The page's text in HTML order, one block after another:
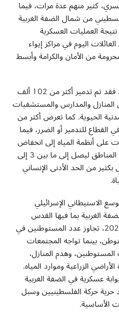
كثير منهم عدة مرات، فيما
من 40 ألف فلسطيني من شمال الضفة الغربية
العمليات العسكرية
اليوم في مراكز إيواء
من الأمان والكرامة وأبسط
إن حجم الدمار في غزة كارثي. فقد تم تدمير أكثر من 102 ألف
والمدارس والمستشفيات
الحيوية. كما تعرض أكثر من
القطاع للتدمير أو الضرر، فيما
على أنظمة المياه إلى انخفاض
حاد في توفر المياه في بعض المناطق ليصل إلى ما بين 3 إلى
بكثير من الحد الأدنى الإنساني
.
الاستيطاني الإسرائيلي
الغربية بما فيها القدس
الشرقية. وبحلول نهاية عام 2025، تجاوز عدد المستوطنين في
778 ألف مستوطن، بينما تواجه المجتمعات
وهدم المنازل،
الزراعية وموارد المياه.
900 حاجز وبوابة عسكرية في الضفة الغربية
حرية حركة الفلسطينيين وسبل
الأساسية.